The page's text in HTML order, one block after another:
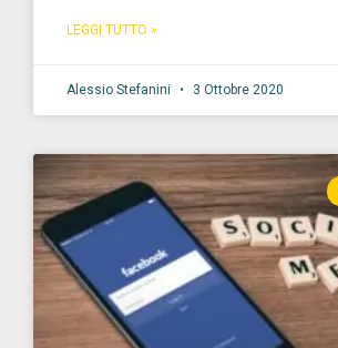
LEGGI TUTTO »
Alessio Stefanini 3 Ottobre 2020